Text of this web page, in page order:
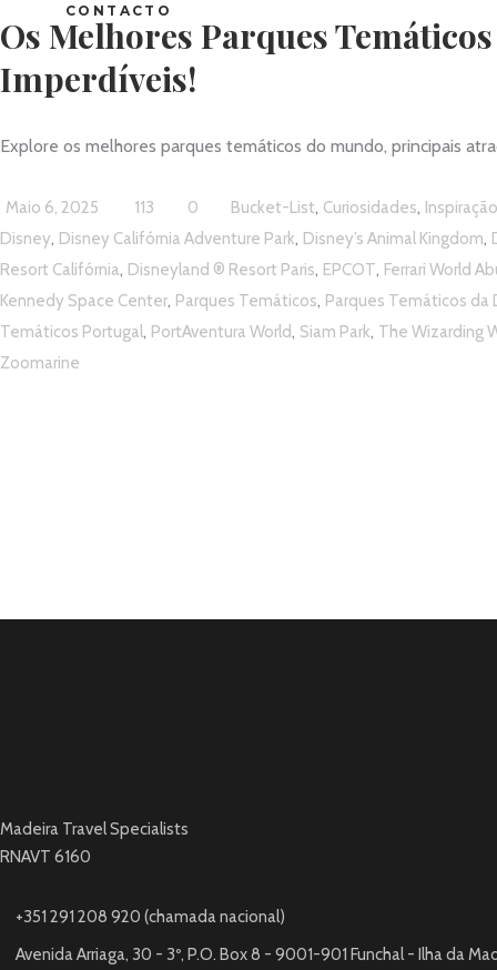
CONTACTO
Os Melhores Parques
Imperdíveis!
Explore os melhores parques temáticos do mundo, principais
Maio 6, 2025 113 0 Bucket-List, Curiosidades, Inspiração
Disney, Disney Califórnia Adventure Park, Disney’s Animal Kingdom,
Resort Califórnia, Disneyland ® Resort Paris, EPCOT, Ferrari World
Kennedy Space Center, Parques Temáticos, Parques Temáticos da
Temáticos Portugal , PortAventura World, Siam Park, The Wizarding
Zoomarine
Madeira Travel Specialists
RNAVT 6160
+351 291 208 920 (chamada nacional)
Avenida Arriaga, 30 - 3º, P.O. Box 8 - 9001-901 Funchal - Ilha da